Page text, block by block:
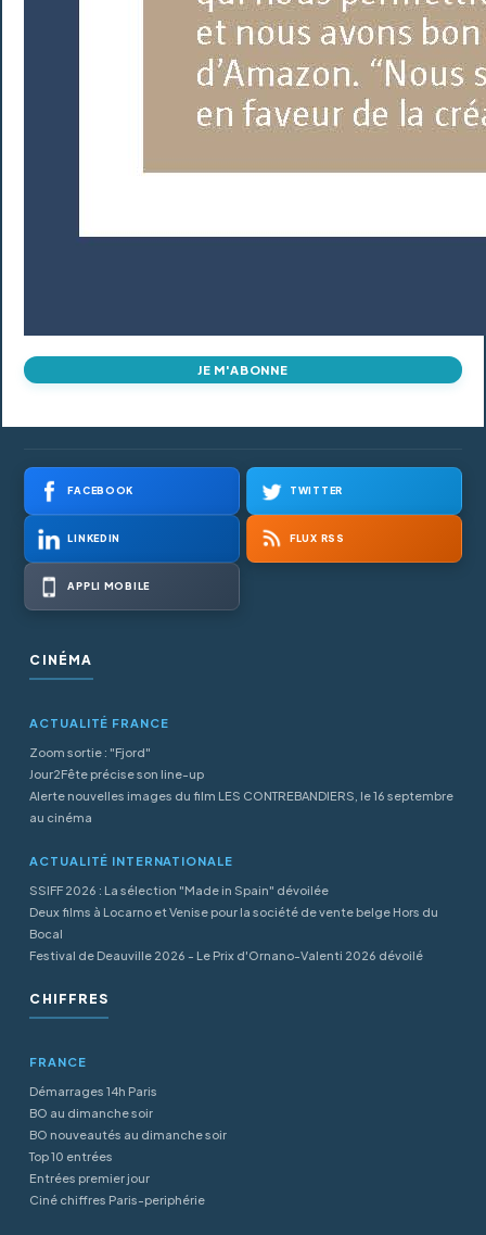
JE M'ABONNE
FACEBOOK TWITTER
LINKEDIN FLUX RSS
APPLI MOBILE
CINÉMA
ACTUALITÉ FRANCE
Zoom sortie : "Fjord"
Jour2Fête précise son line-up
Alerte nouvelles images du film LES CONTREBANDIERS, le 16 septembre
au cinéma
ACTUALITÉ INTERNATIONALE
SSIFF 2026 : La sélection "Made in Spain" dévoilée
Deux films à Locarno et Venise pour la société de vente belge Hors du
Bocal
Festival de Deauville 2026 - Le Prix d'Ornano-Valenti 2026 dévoilé
CHIFFRES
FRANCE
Démarrages 14h Paris
BO au dimanche soir
BO nouveautés au dimanche soir
Top 10 entrées
Entrées premier jour
Ciné chiffres Paris-periphérie